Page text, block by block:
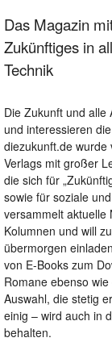
Das Magazin
Zukünftiges in
Technik
Die Zukunft und alle
und interessieren
diezukunft.de wurde
Verlags mit großer
die sich für
sowie für soziale
versammelt aktuelle
Kolumnen und will
übermorgen
von E-Books zum
Romane ebenso
Auswahl, die stetig
einig – wird auch in
behalten.